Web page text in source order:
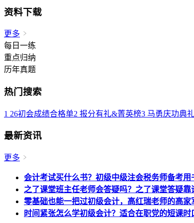
资料下载
更多
每日一练
重点归纳
历年真题
热门搜索
1 26初会成绩合格单2 报分有礼&菁英榜3 马勇庆功典
最新资讯
更多
会计考试买什么书？初级中级注会税务师备考用
之了课堂班主任老师会答疑吗？之了课堂答疑靠
零基础也能一把过初级会计，高红瑞老师的高家
时间紧张怎么学初级会计？适合在职党的短课时